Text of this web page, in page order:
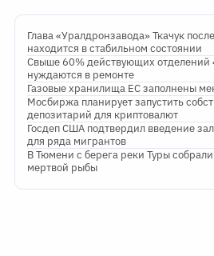
Глава «Уралдронзавода» Ткачук
находится в стабильном состоянии
Свыше 60% действующих отделений
нуждаются в ремонте
Газовые хранилища ЕС заполнены
Мосбиржа планирует запустить
депозитарий для криптовалют
Госдеп США подтвердил введение
для ряда мигрантов
В Тюмени с берега реки Туры
мертвой рыбы